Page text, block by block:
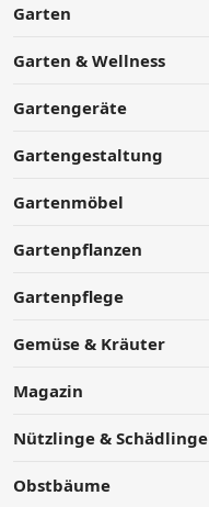
Garten
Garten & Wellness
Gartengeräte
Gartengestaltung
Gartenmöbel
Gartenpflanzen
Gartenpflege
Gemüse & Kräuter
Magazin
Nützlinge & Schädlinge
Obstbäume